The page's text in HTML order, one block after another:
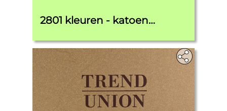
2801 kleuren - katoen
coloristen en
productontwikkelaars